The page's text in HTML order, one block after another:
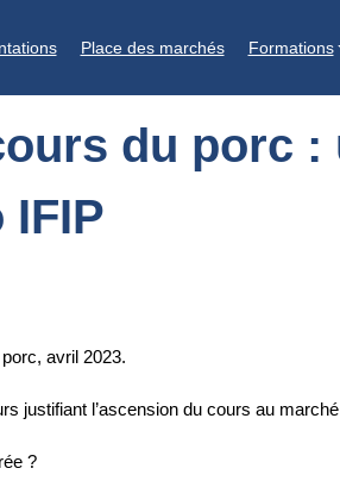
Place des marchés Formations
du porc
IFIP
avril 2023.
justifiant l’ascension du cours au
?